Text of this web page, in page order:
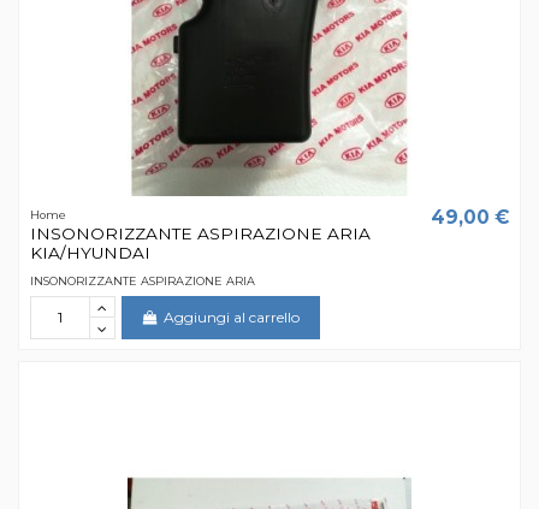
Home
INSONORIZZANTE ASPIRAZIONE ARIA
KIA/HYUNDAI
49,00 €
INSONORIZZANTE ASPIRAZIONE ARIA
Aggiungi al carrello